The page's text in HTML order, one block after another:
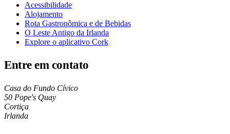
Acessibilidade
Alojamento
Rota Gastronômica e de Bebidas
O Leste Antigo da Irlanda
Explore o aplicativo Cork
Entre em contato
Casa do Fundo Cívico
50 Pope's Quay
Cortiça
Irlanda